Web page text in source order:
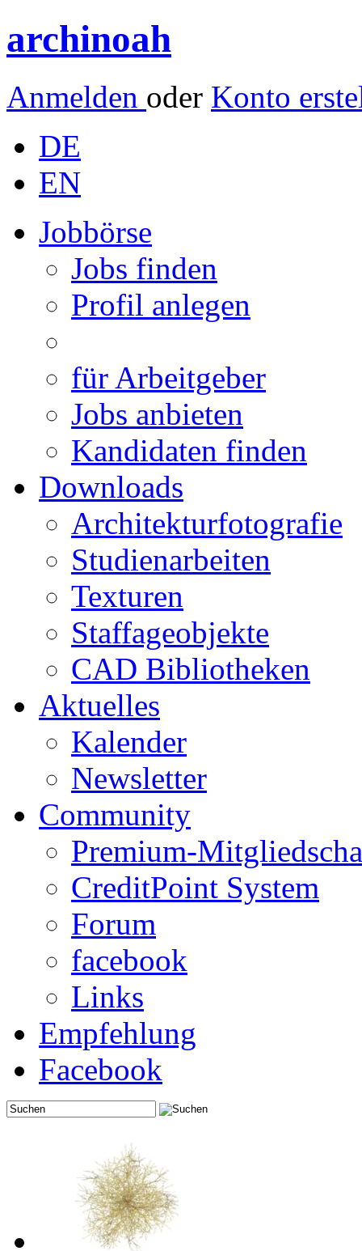
archinoah
Anmelden oder Konto
DE
EN
Jobbörse
Jobs finden
Profil anlegen
für Arbeitgeber
Jobs anbieten
Kandidaten finden
Downloads
Architekturfotografie
Studienarbeiten
Texturen
Staffageobjekte
CAD Bibliotheken
Aktuelles
Kalender
Newsletter
Community
Premium-
CreditPoint System
Forum
facebook
Links
Empfehlung
Facebook